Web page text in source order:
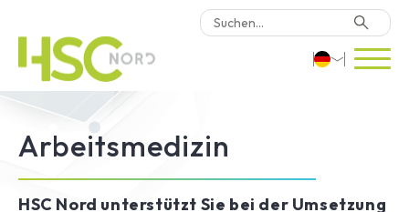
HSC-Beratung
Software
Warum HSC Nord?
Arbeitsmedizin
HSC Nord unterstützt Sie bei der Umsetzung